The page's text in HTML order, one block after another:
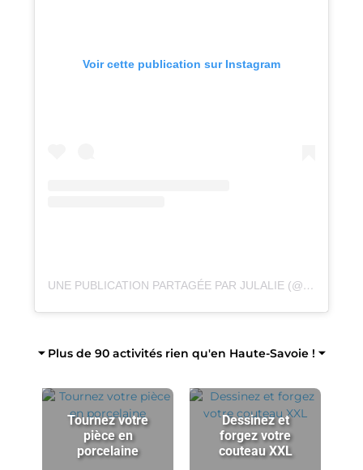
Voir cette publication sur Instagram
UNE PUBLICATION PARTAGÉE PAR JULALIE (@JULALIE_ARTISAN_FLEURISTE)
⏷ Plus de 90 activités rien qu'en Haute-Savoie ! ⏷
Tournez votre
pièce en
porcelaine
Dessinez et
forgez votre
couteau XXL